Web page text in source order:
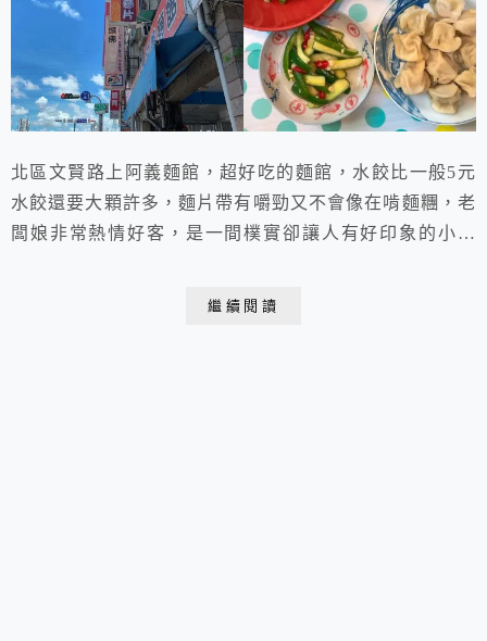
北區文賢路上阿義麵館，超好吃的麵館，水餃比一般5元
水餃還要大顆許多，麵片帶有嚼勁又不會像在啃麵糰，老
闆娘非常熱情好客，是一間樸實卻讓人有好印象的小吃
繼續閱讀